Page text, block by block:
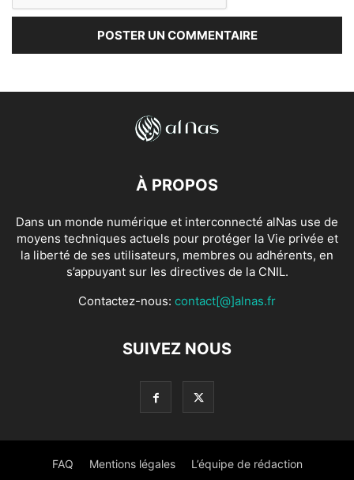
À PROPOS
Dans un monde numérique et interconnecté alNas use de
moyens techniques actuels pour protéger la Vie privée et
la liberté de ses utilisateurs, membres ou adhérents, en
s’appuyant sur les directives de la CNIL.
Contactez-nous: contact[@]alnas.fr
SUIVEZ NOUS
FAQ Mentions légales L’équipe de rédaction